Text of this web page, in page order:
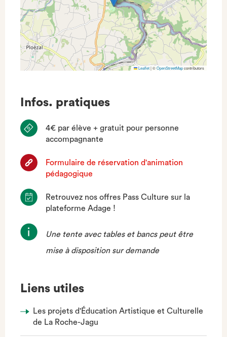
Leaflet|©OpenStreetMapcontributors
Infos. pratiques
4€ par élève + gratuit pour personne
accompagnante
Formulaire de réservation d'animation
pédagogique
Retrouvez nos offres Pass Culture sur la
plateforme Adage !
Une tente avec tables et bancs peut être
mise à disposition sur demande
Liens utiles
Les projets d'Éducation Artistique et Culturelle
de La Roche-Jagu